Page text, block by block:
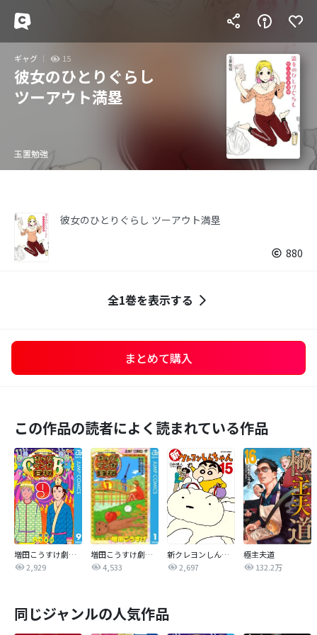
ギャグ 15
彼女のひとりぐらし
ツーアウト満塁
玉置勉強
彼女のひとりぐらし ツーアウト満塁
880
全1巻を表示する
まとめて購入
この作品の読者によく読まれている作品
増田こうすけ劇場 ギャグマンガ日和GB
2,929
増田こうすけ劇場 ギャグマンガ日和
4,533
新クレヨンしんちゃん
2,697
極主夫道
132.2万
同じジャンルの人気作品